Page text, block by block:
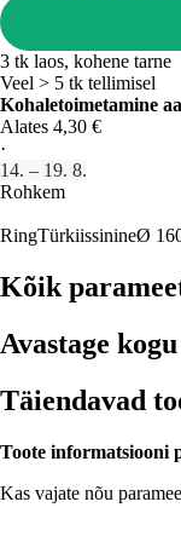
3 tk laos, kohene tarne
Veel > 5 tk tellimisel
Kohaletoimetamine
Alates 4,30 €
·
14. – 19. 8.
Rohkem
RingTürkiissinineØ
Kõik
Avastage
Täiendavad
Toote informatsiooni
Kas vajate nõu